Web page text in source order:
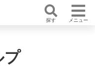
探す メニュー
プ